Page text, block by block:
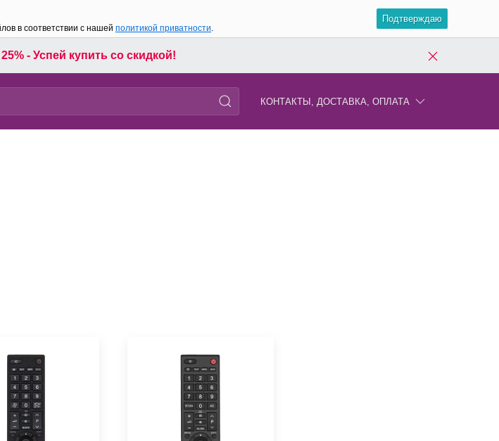
в соответствии с нашей политикой приватности.
Подтверждаю
- Успей купить со скидкой!
КОНТАКТЫ, ДОСТАВКА, ОПЛАТА